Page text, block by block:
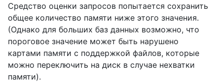
Средство оценки запросов попытается сохранить
общее количество памяти ниже этого значения.
(Однако для больших баз данных возможно, что
пороговое значение может быть нарушено
картами памяти с поддержкой файлов, которые
можно переключить на диск в случае нехватки
памяти).